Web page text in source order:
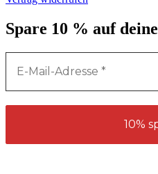
Spare 10 % auf deine